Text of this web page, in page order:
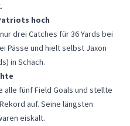
hoch
drei Catches für 36 Yards bei
Pässe und hielt selbst Jaxon
in Schach.
alle fünf Field Goals und stellte
auf. Seine längsten
eiskalt.